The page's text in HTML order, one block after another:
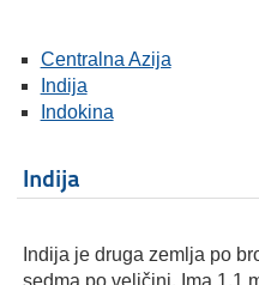
Centralna Azija
Indija
Indokina
Indija
Indija je druga zemlja po